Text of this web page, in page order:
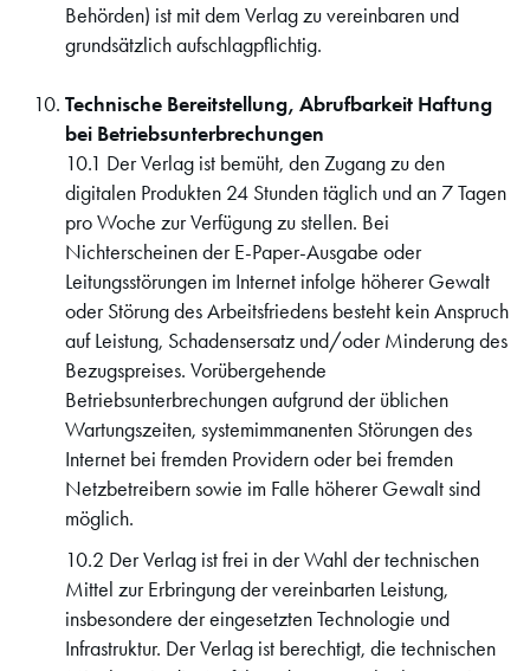
Behörden) ist mit dem Verlag zu vereinbaren und
grundsätzlich aufschlagpflichtig.
Technische Bereitstellung, Abrufbarkeit Haftung
bei Betriebsunterbrechungen
10.1 Der Verlag ist bemüht, den Zugang zu den
digitalen Produkten 24 Stunden täglich und an 7 Tagen
pro Woche zur Verfügung zu stellen. Bei
Nichterscheinen der E-Paper-Ausgabe oder
Leitungsstörungen im Internet infolge höherer Gewalt
oder Störung des Arbeitsfriedens besteht kein Anspruch
auf Leistung, Schadensersatz und/oder Minderung des
Bezugspreises. Vorübergehende
Betriebsunterbrechungen aufgrund der üblichen
Wartungszeiten, systemimmanenten Störungen des
Internet bei fremden Providern oder bei fremden
Netzbetreibern sowie im Falle höherer Gewalt sind
möglich.
10.2 Der Verlag ist frei in der Wahl der technischen
Mittel zur Erbringung der vereinbarten Leistung,
insbesondere der eingesetzten Technologie und
Infrastruktur. Der Verlag ist berechtigt, die technischen